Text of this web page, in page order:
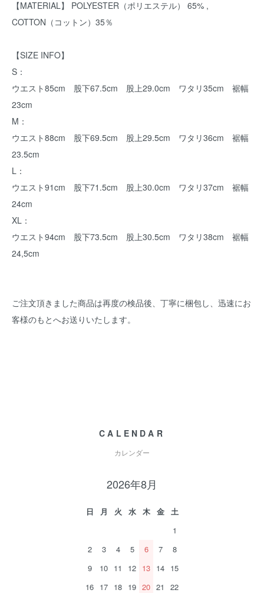
【MATERIAL】 POLYESTER（ポリエステル） 65% ,
COTTON（コットン）35％
【SIZE INFO】
S：
ウエスト85cm 股下67.5cm 股上29.0cm ワタリ35cm 裾幅
23cm
M：
ウエスト88cm 股下69.5cm 股上29.5cm ワタリ36cm 裾幅
23.5cm
L：
ウエスト91cm 股下71.5cm 股上30.0cm ワタリ37cm 裾幅
24cm
XL：
ウエスト94cm 股下73.5cm 股上30.5cm ワタリ38cm 裾幅
24,5cm
ご注文頂きました商品は再度の検品後、丁寧に梱包し、迅速にお
客様のもとへお送りいたします。
CALENDAR
カレンダー
2026年8月
日 月 火 水 木 金
土
1
2
3 4 5 6 7
8
9
10 11 12 13 14 15
16 17 18 19 20 21
22